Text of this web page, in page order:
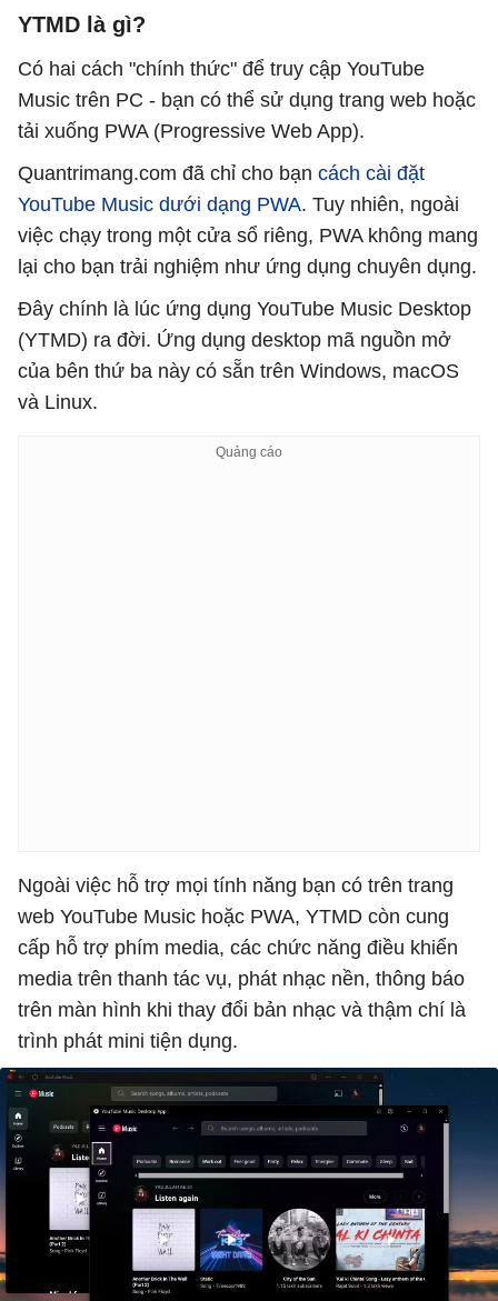
YTMD là gì?
Có hai cách "chính thức" để truy cập YouTube
Music trên PC - bạn có thể sử dụng trang web hoặc
tải xuống PWA (Progressive Web App).
Quantrimang.com đã chỉ cho bạn cách cài đặt
YouTube Music dưới dạng PWA. Tuy nhiên, ngoài
việc chạy trong một cửa sổ riêng, PWA không mang
lại cho bạn trải nghiệm như ứng dụng chuyên dụng.
Đây chính là lúc ứng dụng YouTube Music Desktop
(YTMD) ra đời. Ứng dụng desktop mã nguồn mở
của bên thứ ba này có sẵn trên Windows, macOS
và Linux.
Ngoài việc hỗ trợ mọi tính năng bạn có trên trang
web YouTube Music hoặc PWA, YTMD còn cung
cấp hỗ trợ phím media, các chức năng điều khiển
media trên thanh tác vụ, phát nhạc nền, thông báo
trên màn hình khi thay đổi bản nhạc và thậm chí là
trình phát mini tiện dụng.